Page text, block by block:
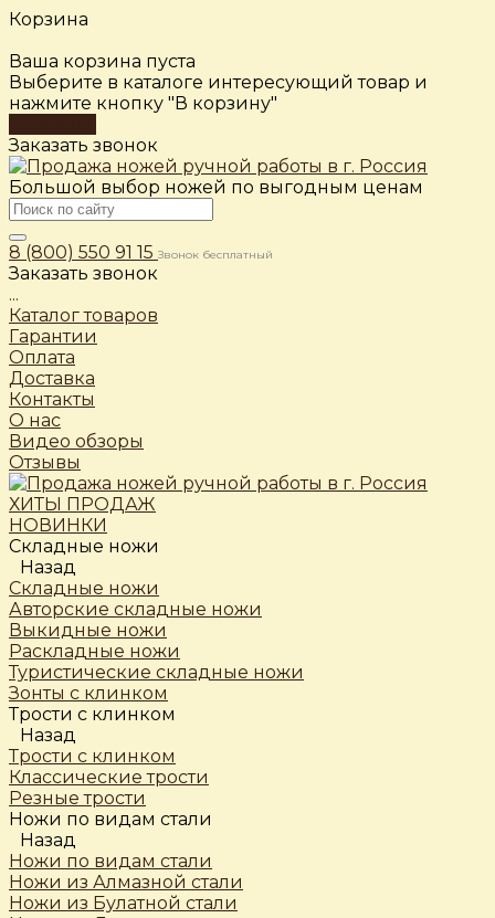
Корзина
Ваша корзина пуста
Выберите в каталоге интересующий товар и
нажмите кнопку "В корзину"
Заказать звонок
Большой выбор ножей по выгодным ценам
8 (800) 550 91 15 Звонок бесплатный
Заказать звонок
...
Каталог товаров
Гарантии
Оплата
Доставка
Контакты
О нас
Видео обзоры
Отзывы
ХИТЫ ПРОДАЖ
НОВИНКИ
Складные ножи
Назад
Складные ножи
Авторские складные ножи
Выкидные ножи
Раскладные ножи
Туристические складные ножи
Зонты с клинком
Трости c клинком
Назад
Трости c клинком
Классические трости
Резные трости
Ножи по видам стали
Назад
Ножи по видам стали
Ножи из Алмазной стали
Ножи из Булатной стали